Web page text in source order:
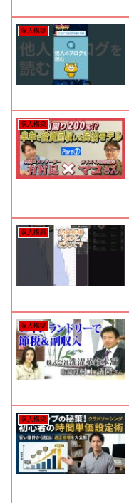
収入構築
収入構築
収入構築
収入構築
収入構築